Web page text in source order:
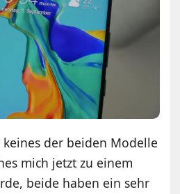
der beiden Modelle
mich jetzt zu einem
beide haben ein sehr